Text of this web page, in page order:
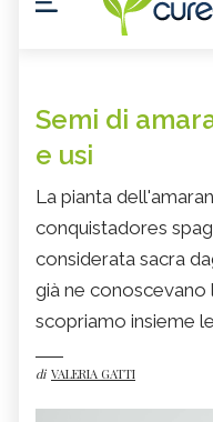
Semi di
e usi
La pianta
conquistadores
considerata sacra
già ne
scopriamo insieme
di VALERIA GATTI